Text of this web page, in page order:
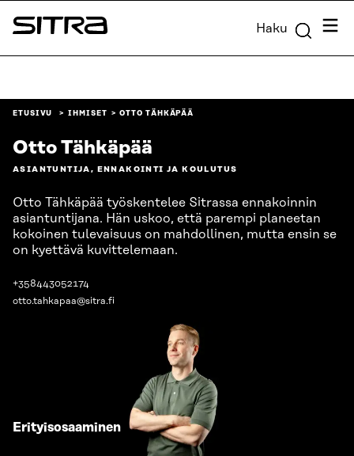
Siirry
suoraan
Sitra Haku
ETUSIVU IHMISET OTTO TÄHKÄPÄÄ
Otto Tähkäpää
ASIANTUNTIJA, ENNAKOINTI JA KOULUTUS
Otto Tähkäpää työskentelee Sitrassa ennakoinnin
asiantuntijana. Hän uskoo, että parempi planeetan
kokoinen tulevaisuus on mahdollinen, mutta ensin se
on kyettävä kuvittelemaan.
+358443052174
otto.tahkapaa@sitra.fi
Erityisosaaminen